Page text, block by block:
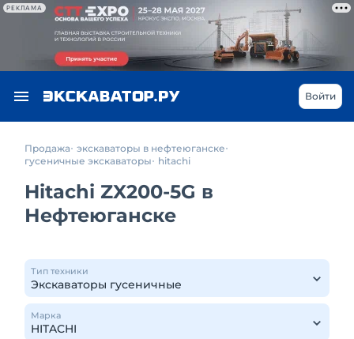
РЕКЛАМА
Войти
Продажа экскаваторы в нефтеюганске
гусеничные экскаваторы
hitachi
Hitachi ZX200-5G в
Нефтеюганске
Тип техники
Марка